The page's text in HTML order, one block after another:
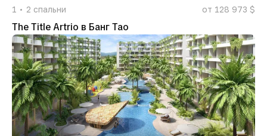
1 2 спальни от 128 973 $
The Title Artrio в Банг Тао